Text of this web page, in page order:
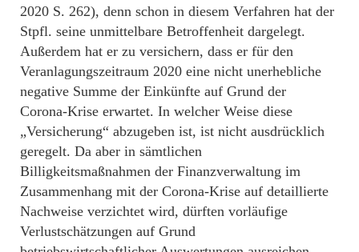
2020 S. 262), denn schon in diesem Verfahren hat der
Stpfl. seine unmittelbare Betroffenheit dargelegt.
Außerdem hat er zu versichern, dass er für den
Veranlagungszeitraum 2020 eine nicht unerhebliche
negative Summe der Einkünfte auf Grund der
Corona-Krise erwartet. In welcher Weise diese
„Versicherung“ abzugeben ist, ist nicht ausdrücklich
geregelt. Da aber in sämtlichen
Billigkeitsmaßnahmen der Finanzverwaltung im
Zusammenhang mit der Corona-Krise auf detaillierte
Nachweise verzichtet wird, dürften vorläufige
Verlustschätzungen auf Grund